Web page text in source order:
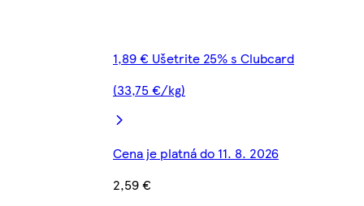
1,89 € Ušetrite 25% s Clubcard
(33,75 €/kg)
Cena je platná do 11. 8. 2026
2,59 €